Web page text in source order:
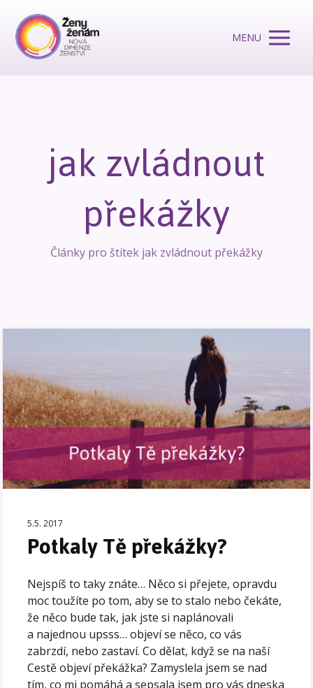
MENU
jak zvládnout
překážky
Články pro štítek jak zvládnout překážky
5.5. 2017
Potkaly Tě překážky?
Nejspíš to taky znáte… Něco si přejete, opravdu
moc toužíte po tom, aby se to stalo nebo čekáte,
že něco bude tak, jak jste si naplánovali
a najednou upsss… objeví se něco, co vás
zabrzdí, nebo zastaví. Co dělat, když se na naší
Cestě objeví překážka? Zamyslela jsem se nad
tím, co mi pomáhá a sepsala jsem pro vás dneska